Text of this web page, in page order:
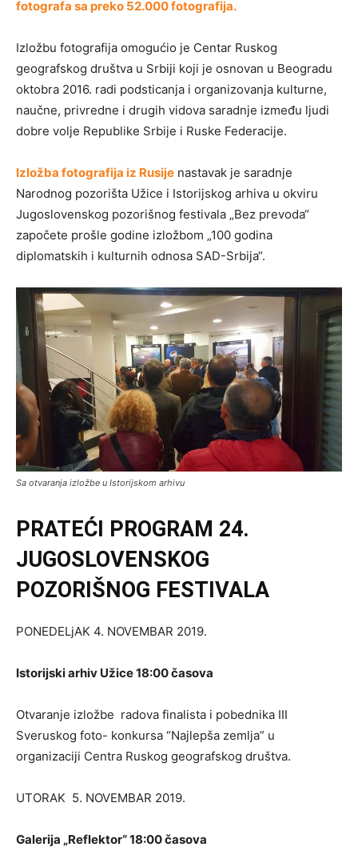
fotografa sa preko 52.000 fotografija.
Izložbu fotografija omogućio je Centar Ruskog
geografskog društva u Srbiji koji je osnovan u Beogradu
oktobra 2016. radi podsticanja i organizovanja kulturne,
naučne, privredne i drugih vidova saradnje između ljudi
dobre volje Republike Srbije i Ruske Federacije.
Izložba fotografija iz Rusije nastavak je saradnje
Narodnog pozorišta Užice i Istorijskog arhiva u okviru
Jugoslovenskog pozorišnog festivala „Bez prevoda“
započete prošle godine izložbom „100 godina
diplomatskih i kulturnih odnosa SAD-Srbija“.
Sa otvaranja izložbe u Istorijskom arhivu
PRATEĆI PROGRAM 24.
JUGOSLOVENSKOG
POZORIŠNOG FESTIVALA
PONEDELjAK 4. NOVEMBAR 2019.
Istorijski arhiv Užice 18:00 časova
Otvaranje izložbe radova finalista i pobednika III
Sveruskog foto- konkursa “Najlepša zemlja” u
organizaciji Centra Ruskog geografskog društva.
UTORAK 5. NOVEMBAR 2019.
Galerija „Reflektor“ 18:00 časova